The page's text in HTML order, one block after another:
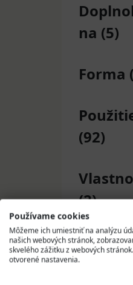
na (5)
(92)
(2)
Značka
(10)
Používame cookies
Môžeme ich umiestniť na analýzu
našich webových stránok,
skvelého zážitku z webových
otvorené nastavenia.